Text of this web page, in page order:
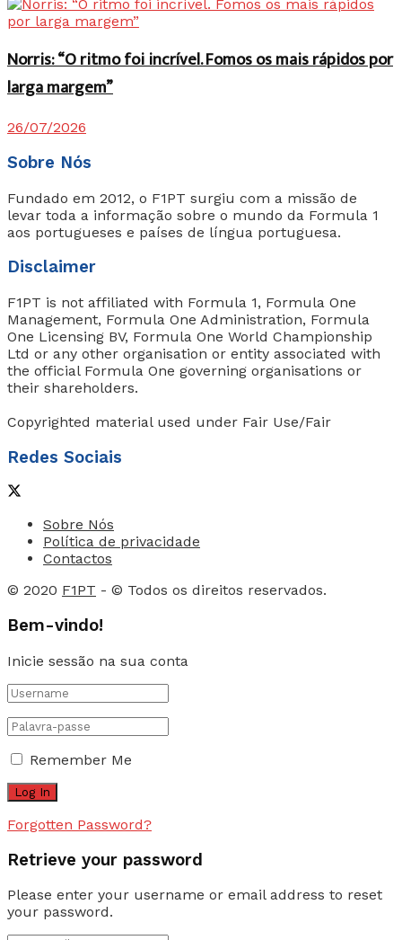
Norris: “O ritmo foi incrível. Fomos os mais rápidos por
larga margem”
26/07/2026
Sobre Nós
Fundado em 2012, o F1PT surgiu com a missão de
levar toda a informação sobre o mundo da Formula 1
aos portugueses e países de língua portuguesa.
Disclaimer
F1PT is not affiliated with Formula 1, Formula One
Management, Formula One Administration, Formula
One Licensing BV, Formula One World Championship
Ltd or any other organisation or entity associated with
the official Formula One governing organisations or
their shareholders.
Copyrighted material used under Fair Use/Fair
Redes Sociais
Sobre Nós
Política de privacidade
Contactos
© 2020 F1PT - © Todos os direitos reservados.
Bem-vindo!
Inicie sessão na sua conta
Remember Me
Forgotten Password?
Retrieve your password
Please enter your username or email address to reset
your password.